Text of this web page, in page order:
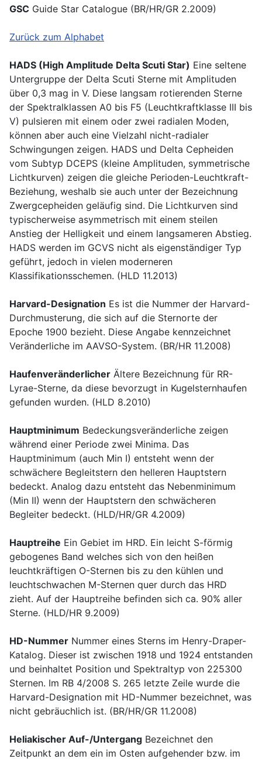
GSC Guide Star Catalogue (BR/HR/GR 2.2009)
Zurück zum Alphabet
HADS (High Amplitude Delta Scuti Star) Eine seltene
Untergruppe der Delta Scuti Sterne mit Amplituden
über 0,3 mag in V. Diese langsam rotierenden Sterne
der Spektralklassen A0 bis F5 (Leuchtkraftklasse III bis
V) pulsieren mit einem oder zwei radialen Moden,
können aber auch eine Vielzahl nicht-radialer
Schwingungen zeigen. HADS und Delta Cepheiden
vom Subtyp DCEPS (kleine Amplituden, symmetrische
Lichtkurven) zeigen die gleiche Perioden-Leuchtkraft-
Beziehung, weshalb sie auch unter der Bezeichnung
Zwergcepheiden geläufig sind. Die Lichtkurven sind
typischerweise asymmetrisch mit einem steilen
Anstieg der Helligkeit und einem langsameren Abstieg.
HADS werden im GCVS nicht als eigenständiger Typ
geführt, jedoch in vielen moderneren
Klassifikationsschemen. (HLD 11.2013)
Harvard-Designation Es ist die Nummer der Harvard-
Durchmusterung, die sich auf die Sternorte der
Epoche 1900 bezieht. Diese Angabe kennzeichnet
Veränderliche im AAVSO-System. (BR/HR 11.2008)
Haufenveränderlicher Ältere Bezeichnung für RR-
Lyrae-Sterne, da diese bevorzugt in Kugelsternhaufen
gefunden wurden. (HLD 8.2010)
Hauptminimum Bedeckungsveränderliche zeigen
während einer Periode zwei Minima. Das
Hauptminimum (auch Min I) entsteht wenn der
schwächere Begleitstern den helleren Hauptstern
bedeckt. Analog dazu entsteht das Nebenminimum
(Min II) wenn der Hauptstern den schwächeren
Begleiter bedeckt. (HLD/HR/GR 4.2009)
Hauptreihe Ein Gebiet im HRD. Ein leicht S-förmig
gebogenes Band welches sich von den heißen
leuchtkräftigen O-Sternen bis zu den kühlen und
leuchtschwachen M-Sternen quer durch das HRD
zieht. Auf der Hauptreihe befinden sich ca. 90% aller
Sterne. (HLD/HR 9.2009)
HD-Nummer Nummer eines Sterns im Henry-Draper-
Katalog. Dieser ist zwischen 1918 und 1924 entstanden
und beinhaltet Position und Spektraltyp von 225300
Sternen. Im RB 4/2008 S. 265 letzte Zeile wurde die
Harvard-Designation mit HD-Nummer bezeichnet, was
nicht gebräuchlich ist. (BR/HR/GR 11.2008)
Heliakischer Auf-/Untergang Bezeichnet den
Zeitpunkt an dem ein im Osten aufgehender bzw. im